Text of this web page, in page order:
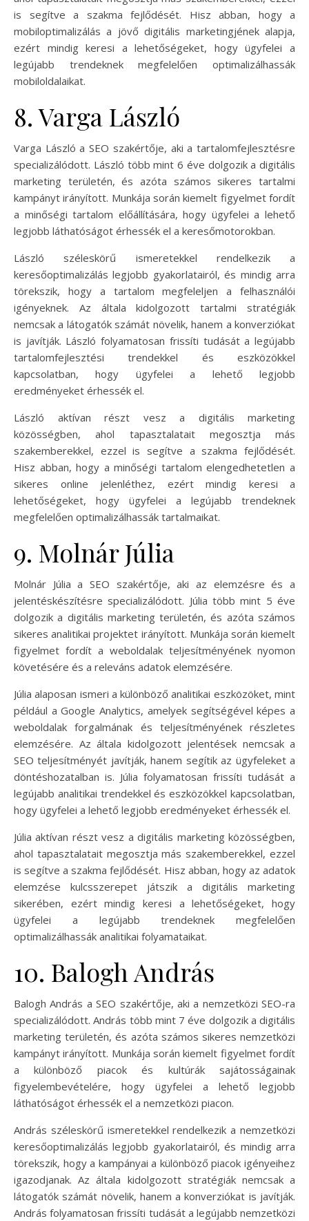
is segítve a szakma fejlődését. Hisz abban, hogy a
mobiloptimalizálás a jövő digitális marketingjének alapja,
ezért mindig keresi a lehetőségeket, hogy ügyfelei a
legújabb trendeknek megfelelően optimalizálhassák
mobiloldalaikat.
8. Varga László
Varga László a SEO szakértője, aki a tartalomfejlesztésre
specializálódott. László több mint 6 éve dolgozik a digitális
marketing területén, és azóta számos sikeres tartalmi
kampányt irányított. Munkája során kiemelt figyelmet fordít
a minőségi tartalom előállítására, hogy ügyfelei a lehető
legjobb láthatóságot érhessék el a keresőmotorokban.
László széleskörű ismeretekkel rendelkezik a
keresőoptimalizálás legjobb gyakorlatairól, és mindig arra
törekszik, hogy a tartalom megfeleljen a felhasználói
igényeknek. Az általa kidolgozott tartalmi stratégiák
nemcsak a látogatók számát növelik, hanem a konverziókat
is javítják. László folyamatosan frissíti tudását a legújabb
tartalomfejlesztési trendekkel és eszközökkel
kapcsolatban, hogy ügyfelei a lehető legjobb
eredményeket érhessék el.
László aktívan részt vesz a digitális marketing
közösségben, ahol tapasztalatait megosztja más
szakemberekkel, ezzel is segítve a szakma fejlődését.
Hisz abban, hogy a minőségi tartalom elengedhetetlen a
sikeres online jelenléthez, ezért mindig keresi a
lehetőségeket, hogy ügyfelei a legújabb trendeknek
megfelelően optimalizálhassák tartalmaikat.
9. Molnár Júlia
Molnár Júlia a SEO szakértője, aki az elemzésre és a
jelentéskészítésre specializálódott. Júlia több mint 5 éve
dolgozik a digitális marketing területén, és azóta számos
sikeres analitikai projektet irányított. Munkája során kiemelt
figyelmet fordít a weboldalak teljesítményének nyomon
követésére és a releváns adatok elemzésére.
Júlia alaposan ismeri a különböző analitikai eszközöket, mint
például a Google Analytics, amelyek segítségével képes a
weboldalak forgalmának és teljesítményének részletes
elemzésére. Az általa kidolgozott jelentések nemcsak a
SEO teljesítményét javítják, hanem segítik az ügyfeleket a
döntéshozatalban is. Júlia folyamatosan frissíti tudását a
legújabb analitikai trendekkel és eszközökkel kapcsolatban,
hogy ügyfelei a lehető legjobb eredményeket érhessék el.
Júlia aktívan részt vesz a digitális marketing közösségben,
ahol tapasztalatait megosztja más szakemberekkel, ezzel
is segítve a szakma fejlődését. Hisz abban, hogy az adatok
elemzése kulcsszerepet játszik a digitális marketing
sikerében, ezért mindig keresi a lehetőségeket, hogy
ügyfelei a legújabb trendeknek megfelelően
optimalizálhassák analitikai folyamataikat.
10. Balogh András
Balogh András a SEO szakértője, aki a nemzetközi SEO-ra
specializálódott. András több mint 7 éve dolgozik a digitális
marketing területén, és azóta számos sikeres nemzetközi
kampányt irányított. Munkája során kiemelt figyelmet fordít
a különböző piacok és kultúrák sajátosságainak
figyelembevételére, hogy ügyfelei a lehető legjobb
láthatóságot érhessék el a nemzetközi piacon.
András széleskörű ismeretekkel rendelkezik a nemzetközi
keresőoptimalizálás legjobb gyakorlatairól, és mindig arra
törekszik, hogy a kampányai a különböző piacok igényeihez
igazodjanak. Az általa kidolgozott stratégiák nemcsak a
látogatók számát növelik, hanem a konverziókat is javítják.
András folyamatosan frissíti tudását a legújabb nemzetközi